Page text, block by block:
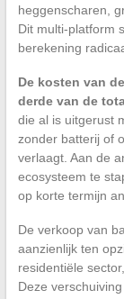
heggenscharen,
Dit multi-platform
berekening
De kosten van
derde van de
die al is uitgerust
zonder batterij of
verlaagt. Aan de
ecosysteem te
op korte termijn
De verkoop van
aanzienlijk ten
residentiële
Deze